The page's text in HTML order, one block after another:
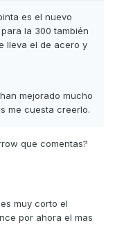
es el nuevo
la 300 también
lleva el de acero y
mejorado mucho
me cuesta creerlo.
que comentas?
muy corto el
por ahora el mas